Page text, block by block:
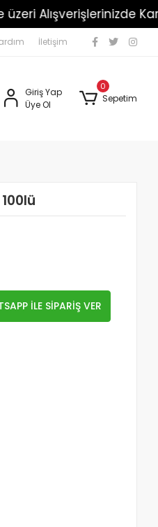
Alışverişlerinizde Kargo
İletişim
Giriş Yap
Üye Ol
0
Sepetim
İLE SİPARİŞ VER